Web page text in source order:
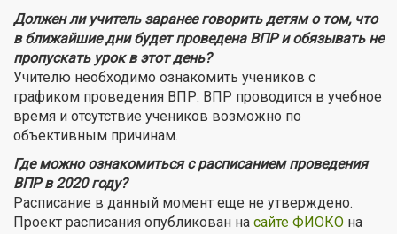
Должен ли учитель заранее говорить детям о том, что
в ближайшие дни будет проведена ВПР и обязывать не
пропускать урок в этот день?
Учителю необходимо ознакомить учеников с
графиком проведения ВПР. ВПР проводится в учебное
время и отсутствие учеников возможно по
объективным причинам.
Где можно ознакомиться с расписанием проведения
ВПР в 2020 году?
Расписание в данный момент еще не утверждено.
Проект расписания опубликован на сайте ФИОКО на